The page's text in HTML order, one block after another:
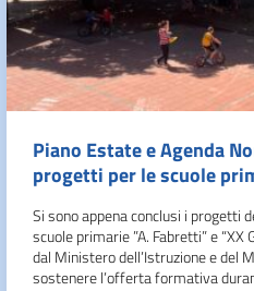
Piano Estate e Agenda
progetti per le scuole
Si sono appena conclusi i progetti
scuole primarie ”A. Fabretti” e
dal Ministero dell’Istruzione e del
sostenere l’offerta formativa